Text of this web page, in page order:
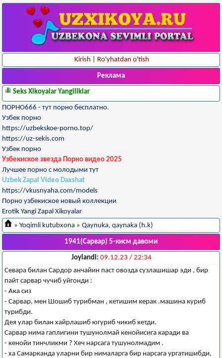
Kirish Ro'yhatdan o'tish
Реклама
Seks Xikoyalar Yangiliklar
ПОРНО666 - тут порно бесплатно.
Узбек порно
https://uzbekskoe-porno.top/
https://uz-sekis.com
Узбек порно
Узбекиское звезда Порно видео 2025
Лучшее порно с молодыми тут
Uzbek Zapal Video Daxshat
https://vkusnyaha.com/models
Порно узбекиское новый коллекции
Erotik Yangi Zapal Xikoyalar
» Yoqimli kutubxona » Qaynuka, qaynaka (h.k)
1941(Сарвар) 5-кисм давоми
Joylandi: 09.12.23 / 22:34
Севара билан Сардор анчайин паст овозда сузлашишар эди , бир
пайт сарвар чучиб уйгонди :
- Ака сиз
- Сарвар, мен Шошиб турибман , кетишим керак .машина куриб
турибди.
Дея улар билан хайрлашиб югуриб чикиб кетди.
Сарвар нима гаплигини тушунолмай кенойисига каради ва
- кенойи тинчликми ? Хеч нарсага тушунолмадим .
- ха Самарканда уларни бир нималарга бир нарсага ургатишибди,